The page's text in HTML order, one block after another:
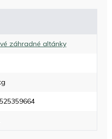
záhradné altánky